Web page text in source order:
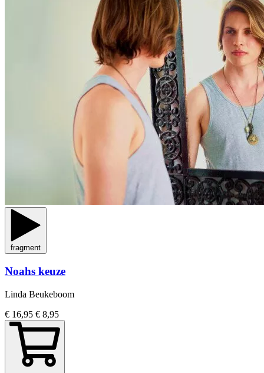
fragment
Noahs keuze
Linda Beukeboom
€ 16,95 € 8,95